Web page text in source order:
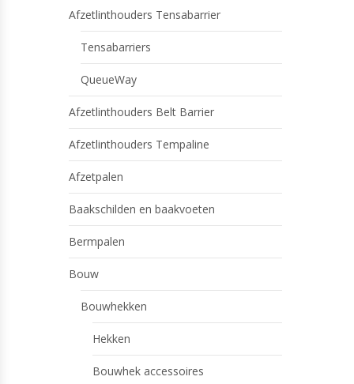
Afzetlinthouders Tensabarrier
Tensabarriers
QueueWay
Afzetlinthouders Belt Barrier
Afzetlinthouders Tempaline
Afzetpalen
Baakschilden en baakvoeten
Bermpalen
Bouw
Bouwhekken
Hekken
Bouwhek accessoires